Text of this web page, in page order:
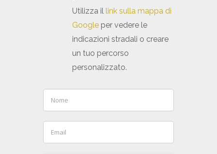
Utilizza il link sulla mappa di
Google per vedere le
indicazioni stradali o creare
un tuo percorso
personalizzato.